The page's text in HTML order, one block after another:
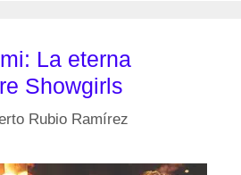
La eterna
Showgirls
Rubio Ramírez